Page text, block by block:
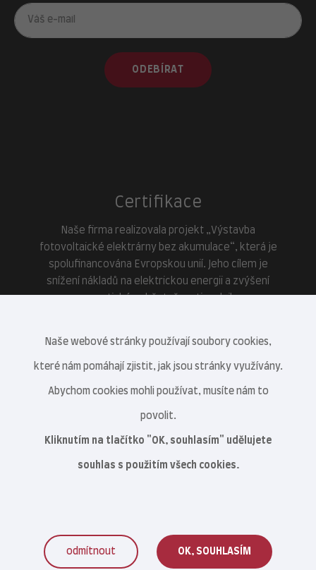
ODEBÍRAT
Certifikace
Naše firma realizovala projekt „Výstavba
fotovoltaické elektrárny bez akumulace“, která je
spolufinancována Evropskou unií. Jeho cílem je
snížení nákladů na elektrickou energii a zvýšení
Veterinární centrum s.r.o. © 2021–2026
Naše webové stránky používají soubory cookies,
které nám pomáhají zjistit, jak jsou stránky využívány.
Abychom cookies mohli používat, musíte nám to
povolit.
Kliknutím na tlačítko "OK, souhlasím" udělujete
souhlas s použitím všech cookies.
odmítnout OK, SOUHLASÍM